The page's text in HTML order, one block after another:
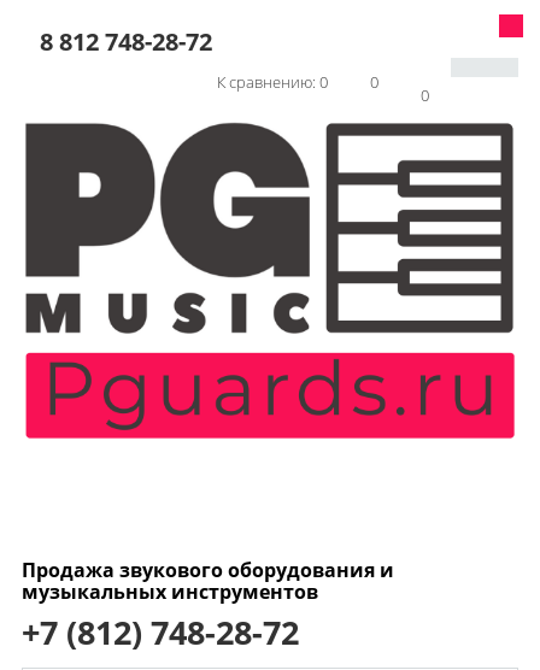
8 812 748-28-72
0
0
К сравнению: 0
Продажа звукового оборудования и
музыкальных инструментов
+7 (812) 748-28-72